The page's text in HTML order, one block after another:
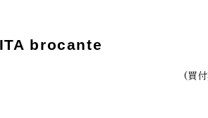
brocante
(買